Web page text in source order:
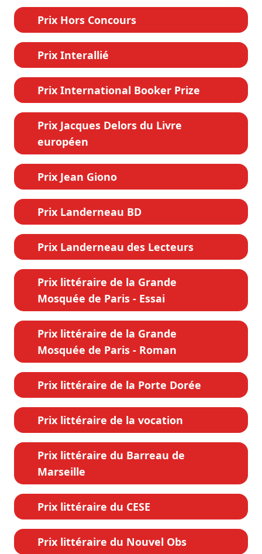
Prix Hors Concours
Prix Interallié
Prix International Booker Prize
Prix Jacques Delors du Livre
européen
Prix Jean Giono
Prix Landerneau BD
Prix Landerneau des Lecteurs
Prix littéraire de la Grande
Mosquée de Paris - Essai
Prix littéraire de la Grande
Mosquée de Paris - Roman
Prix littéraire de la Porte Dorée
Prix littéraire de la vocation
Prix littéraire du Barreau de
Marseille
Prix littéraire du CESE
Prix littéraire du Nouvel Obs